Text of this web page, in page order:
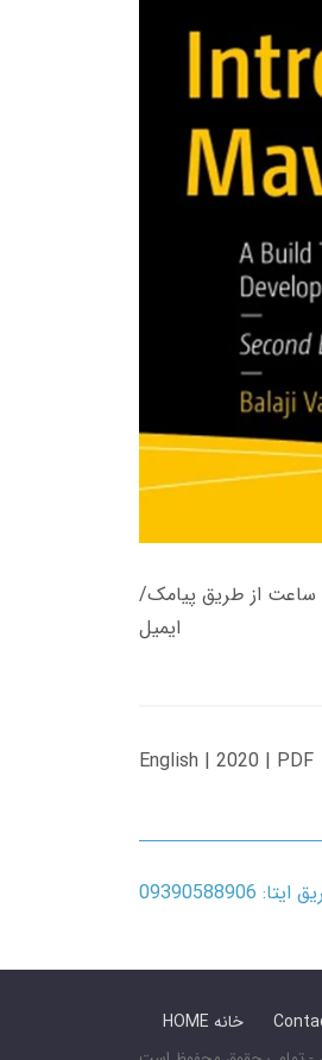
زمان تحویل کتاب های 600 هزار تومانی دانلود فوری از حساب کاربری می باشد، و زمان تحویل لینک دانلود کتاب های 500 هزار تومانی حداکثر 12 ساعت از طریق پیامک/
ایمیل
English | 2020 | PDF
HOME خانه